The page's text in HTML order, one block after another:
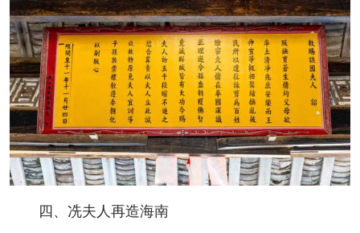
四、冼夫人再造海南